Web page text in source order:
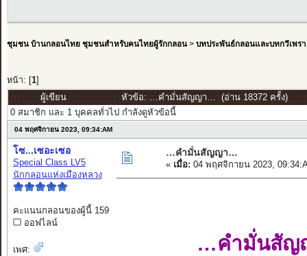
ชุมชน บ้านกลอนไทย ชุมชนสำหรับคนไทยผู้รักกลอน> บทประพันธ์กลอนและบทกวีเพรา
หน้า: [ 1]
ผู้เขียน
หัวข้อ: …คำมั่นสัญญา… (อ่าน 18372 ครั้ง)
0 สมาชิก และ 1 บุคคลทั่วไป กำลังดูหัวข้อนี้
04 พฤศจิกายน 2023, 09:34:AM
โซ...เซอะเซอ
Special Class LV5
นักกลอนแห่งเมืองหลวง
คะแนนกลอนของผู้นี้ 159
ออฟไลน์
เพศ:
…คำมั่นสัญญา…
« เมื่อ: 04 พฤศจิกายน 2023,
…คำมั่นสั